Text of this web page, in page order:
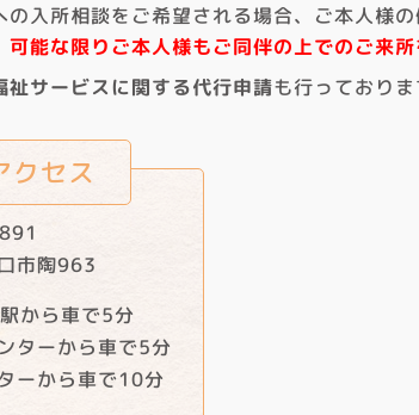
の入所相談をご希望される場合、ご本人様
可能な限りご本人様もご同伴の上でのご来
祉サービスに関する代行申請も行っており
クセス
市陶963
から車で5分
ターから車で5分
ーから車で10分